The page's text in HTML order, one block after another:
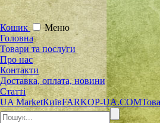
Кошик
Меню
Головна
Товари та послуги
Про нас
Контакти
Доставка, оплата, новини
Статті
UA MarketКиївFARKOP-UA.COM